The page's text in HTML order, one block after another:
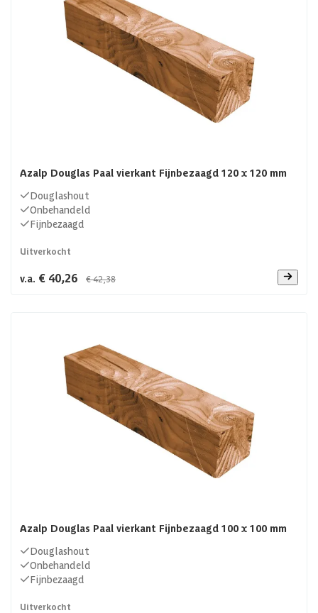
Azalp Douglas Paal vierkant Fijnbezaagd 120 x 120 mm
Douglashout
Onbehandeld
Fijnbezaagd
Uitverkocht
v.a. € 40,26 € 42,38
Azalp Douglas Paal vierkant Fijnbezaagd 100 x 100 mm
Douglashout
Onbehandeld
Fijnbezaagd
Uitverkocht